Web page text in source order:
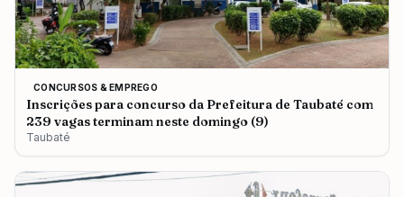
CONCURSOS & EMPREGO
Inscrições para concurso da Prefeitura de Taubaté com
239 vagas terminam neste domingo (9)
Taubaté